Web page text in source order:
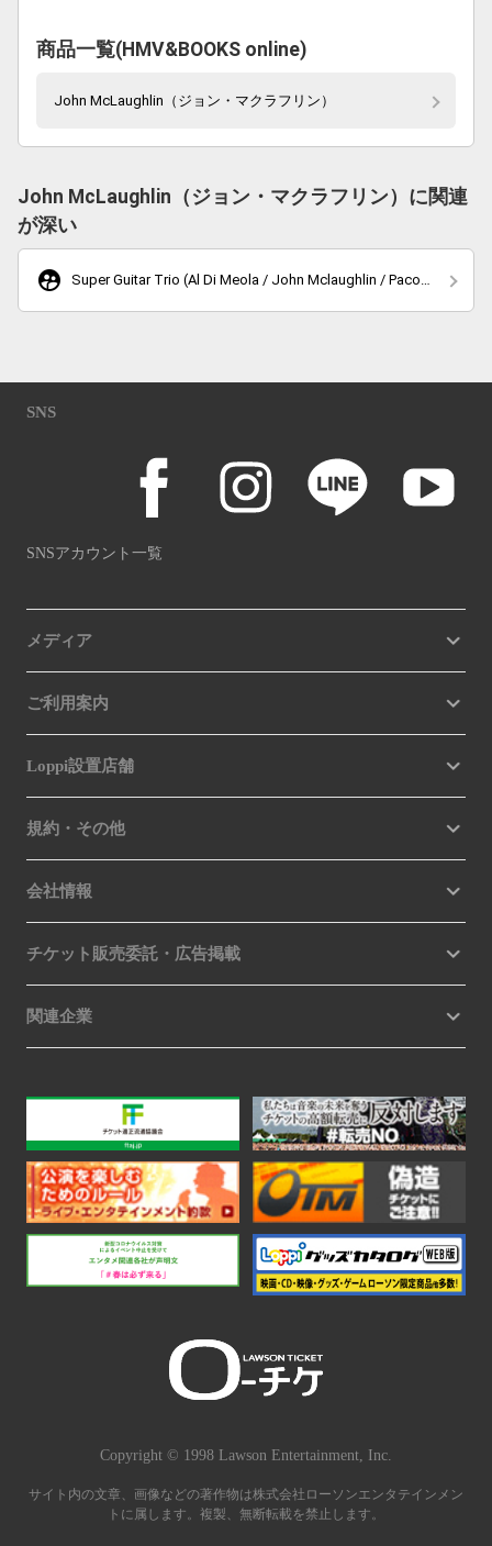
商品一覧(HMV&BOOKS online)
John McLaughlin（ジョン・マクラフリン）
John McLaughlin（ジョン・マクラフリン）に関連
が深い
supervised_user_circle
Super Guitar Trio (Al Di Meola / John Mclaughlin / Paco
SNS
SNSアカウント一覧
メディア
ご利用案内
Loppi設置店舗
規約・その他
会社情報
チケット販売委託・広告掲載
関連企業
サイト内の文章、画像などの著作物は株式会社ローソンエンタテインメン
トに属します。複製、無断転載を禁止します。
Copyright © 1998 Lawson Entertainment, Inc.